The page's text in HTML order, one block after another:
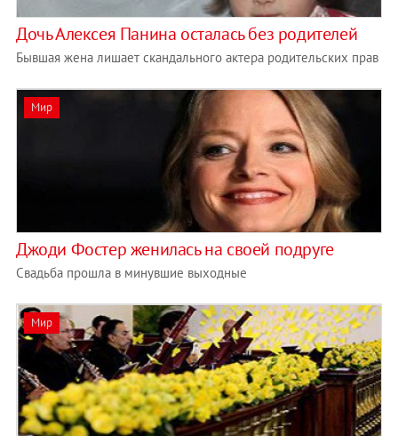
Дочь Алексея Панина осталась без родителей
Бывшая жена лишает скандального актера родительских прав
Мир
Джоди Фостер женилась на своей подруге
Свадьба прошла в минувшие выходные
Мир